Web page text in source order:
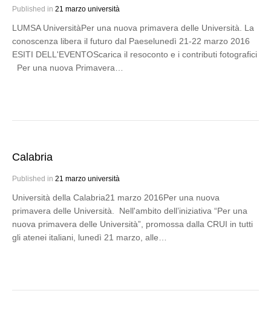
Published in 21 marzo università
LUMSA UniversitàPer una nuova primavera delle Università. La
conoscenza libera il futuro dal Paeselunedì 21-22 marzo 2016
ESITI DELL'EVENTOScarica il resoconto e i contributi fotografici
Per una nuova Primavera…
Calabria
Published in 21 marzo università
Università della Calabria21 marzo 2016Per una nuova
primavera delle Università. Nell'ambito dell’iniziativa “Per una
nuova primavera delle Università”, promossa dalla CRUI in tutti
gli atenei italiani, lunedì 21 marzo, alle…